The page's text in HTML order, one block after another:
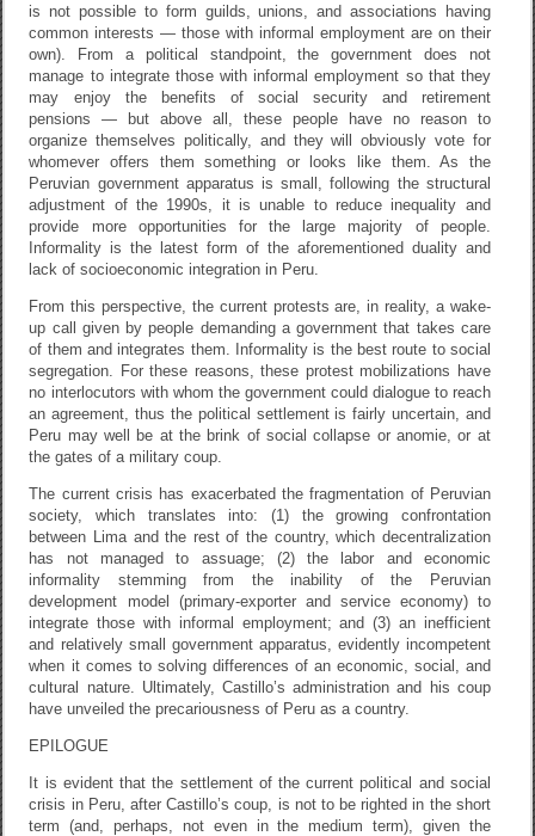
is not possible to form guilds, unions, and associations having
common interests — those with informal employment are on their
own). From a political standpoint, the government does not
manage to integrate those with informal employment so that they
may enjoy the benefits of social security and retirement
pensions — but above all, these people have no reason to
organize themselves politically, and they will obviously vote for
whomever offers them something or looks like them. As the
Peruvian government apparatus is small, following the structural
adjustment of the 1990s, it is unable to reduce inequality and
provide more opportunities for the large majority of people.
Informality is the latest form of the aforementioned duality and
lack of socioeconomic integration in Peru.
From this perspective, the current protests are, in reality, a wake-
up call given by people demanding a government that takes care
of them and integrates them. Informality is the best route to social
segregation. For these reasons, these protest mobilizations have
no interlocutors with whom the government could dialogue to reach
an agreement, thus the political settlement is fairly uncertain, and
Peru may well be at the brink of social collapse or anomie, or at
the gates of a military coup.
The current crisis has exacerbated the fragmentation of Peruvian
society, which translates into: (1) the growing confrontation
between Lima and the rest of the country, which decentralization
has not managed to assuage; (2) the labor and economic
informality stemming from the inability of the Peruvian
development model (primary-exporter and service economy) to
integrate those with informal employment; and (3) an inefficient
and relatively small government apparatus, evidently incompetent
when it comes to solving differences of an economic, social, and
cultural nature. Ultimately, Castillo’s administration and his coup
have unveiled the precariousness of Peru as a country.
EPILOGUE
It is evident that the settlement of the current political and social
crisis in Peru, after Castillo’s coup, is not to be righted in the short
term (and, perhaps, not even in the medium term), given the